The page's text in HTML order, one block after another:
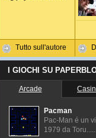
Tutto sull'autore
I GIOCHI SU
Arcade
Pacman
Pac-Man é un
1979 da